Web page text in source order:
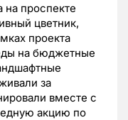
на проспекте
цветник,
проекта
на бюджетные
за
вместе с
акцию по